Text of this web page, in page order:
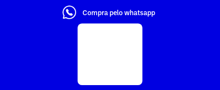
Compra pelo whatsapp